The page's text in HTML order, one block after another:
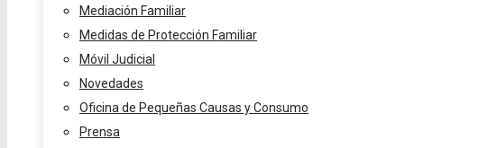
Mediación Familiar
Medidas de Protección Familiar
Móvil Judicial
Novedades
Oficina de Pequeñas Causas y Consumo
Prensa